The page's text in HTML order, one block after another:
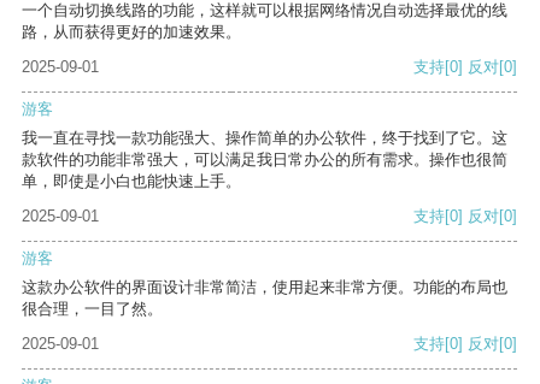
一个自动切换线路的功能，这样就可以根据网络情况自动选择最优的线
路，从而获得更好的加速效果。
2025-09-01
支持[0] 反对[0]
游客
我一直在寻找一款功能强大、操作简单的办公软件，终于找到了它。这
款软件的功能非常强大，可以满足我日常办公的所有需求。操作也很简
单，即使是小白也能快速上手。
2025-09-01
支持[0] 反对[0]
游客
这款办公软件的界面设计非常简洁，使用起来非常方便。功能的布局也
很合理，一目了然。
2025-09-01
支持[0] 反对[0]